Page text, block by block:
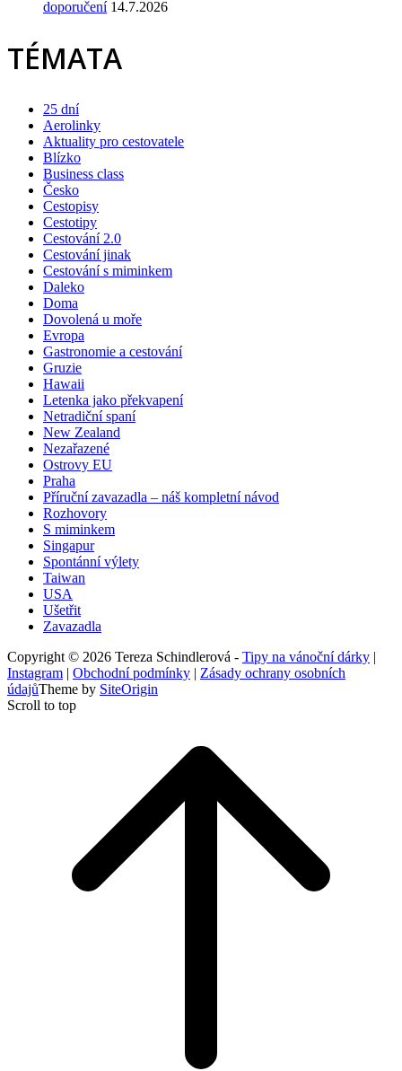
doporučení 14.7.2026
TÉMATA
25 dní
Aerolinky
Aktuality pro cestovatele
Blízko
Business class
Česko
Cestopisy
Cestotipy
Cestování 2.0
Cestování jinak
Cestování s miminkem
Daleko
Doma
Dovolená u moře
Evropa
Gastronomie a cestování
Gruzie
Hawaii
Letenka jako překvapení
Netradiční spaní
New Zealand
Nezařazené
Ostrovy EU
Praha
Příruční zavazadla – náš kompletní návod
Rozhovory
S miminkem
Singapur
Spontánní výlety
Taiwan
USA
Ušetřit
Zavazadla
Copyright © 2026 Tereza Schindlerová - Tipy na vánoční dárky |
Instagram | Obchodní podmínky | Zásady ochrany osobních
údajůTheme by SiteOrigin
Scroll to top